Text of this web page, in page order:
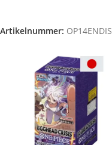
Artikelnummer: OP14ENDIS